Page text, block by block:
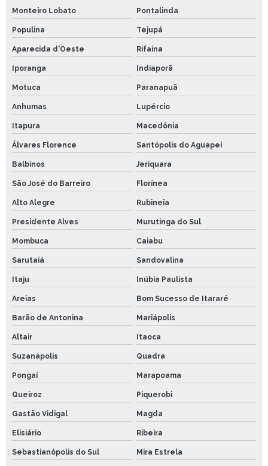
Monteiro Lobato Pontalinda
Populina Tejupá
Aparecida d'Oeste Rifaina
Iporanga Indiaporã
Motuca Paranapuã
Anhumas Lupércio
Itapura Macedônia
Álvares Florence Santópolis do Aguapeí
Balbinos Jeriquara
São José do Barreiro Florínea
Alto Alegre Rubineia
Presidente Alves Murutinga do Sul
Mombuca Caiabu
Sarutaiá Sandovalina
Itaju Inúbia Paulista
Areias Bom Sucesso de Itararé
Barão de Antonina Mariápolis
Altair Itaoca
Suzanápolis Quadra
Pongaí Marapoama
Queiroz Piquerobi
Gastão Vidigal Magda
Elisiário Ribeira
Sebastianópolis do Sul Mira Estrela